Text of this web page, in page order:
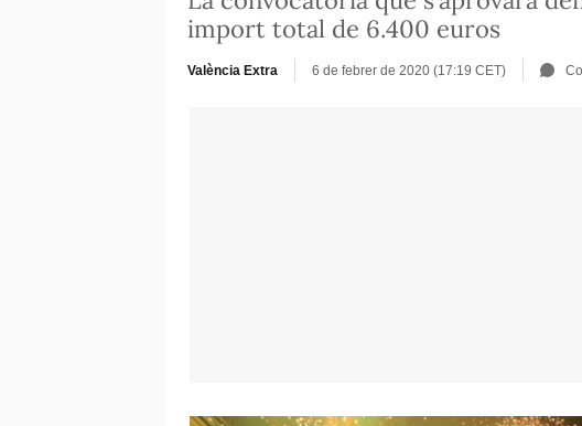
import total de 6.400 euros
València Extra 6 de febrer de 2020 (17:19 CET)